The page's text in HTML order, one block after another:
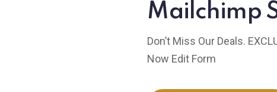
Mailchimp
Don’t Miss Our Deals.
Now Edit Form